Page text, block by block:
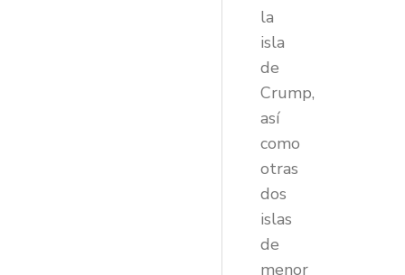
la
isla
de
Crump,
así
como
otras
dos
islas
de
menor